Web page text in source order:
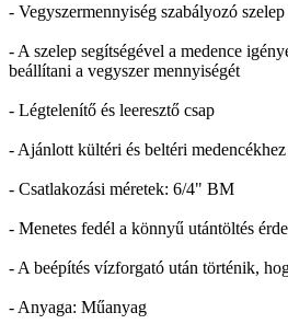
- Vegyszermennyiség szabályozó szelep
- A szelep segítségével a medence
beállítani a vegyszer mennyiségét
- Légtelenítő és leeresztő csap
- Ajánlott kültéri és beltéri
- Csatlakozási méretek: 6/4" BM
- Menetes fedél a könnyű utántöltés
- A beépítés vízforgató után történik,
- Anyaga: Műanyag